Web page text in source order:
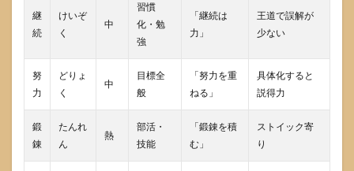
か
9.5
熟語
と四
字熟
語は
どう
使い
継
続
けいぞ
く
中
習慣
化・勉
強
「継続は
力」
王道で誤解が
少ない
努
力
どりょ
く
中
目標全
般
「努力を重
ねる」
具体化すると
説得力
鍛
錬
たんれ
ん
熱
部活・
技能
「鍛錬を積
む」
ストイック寄
り